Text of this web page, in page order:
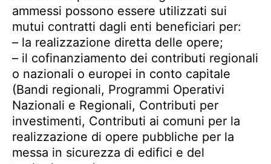
ammessi possono essere utilizzati sui
mutui contratti dagli enti beneficiari per:
– la realizzazione diretta delle opere;
– il cofinanziamento dei contributi regionali
o nazionali o europei in conto capitale
(Bandi regionali, Programmi Operativi
Nazionali e Regionali, Contributi per
investimenti, Contributi ai comuni per la
realizzazione di opere pubbliche per la
messa in sicurezza di edifici e del